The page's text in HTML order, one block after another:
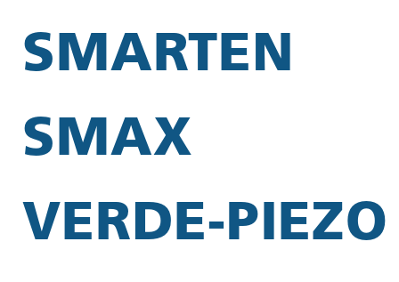
SMARTEN
SMAX
VERDE-PIEZO